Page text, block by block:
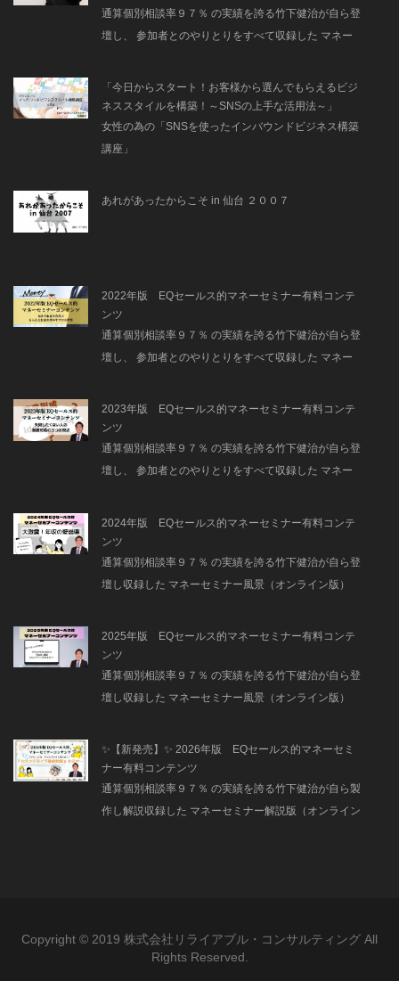
通算個別相談率９７％ の実績を誇る竹下健治が自ら登
壇し、 参加者とのやりとりをすべて収録した マネー
「今日からスタート！お客様から選んでもらえるビジ
ネススタイルを構築！～SNSの上手な活用法～」
女性の為の「SNSを使ったインバウンドビジネス構築
講座」
あれがあったからこそ in 仙台 ２００７
2022年版 EQセールス的マネーセミナー有料コンテ
ンツ
通算個別相談率９７％ の実績を誇る竹下健治が自ら登
壇し、 参加者とのやりとりをすべて収録した マネー
2023年版 EQセールス的マネーセミナー有料コンテ
ンツ
通算個別相談率９７％ の実績を誇る竹下健治が自ら登
壇し、 参加者とのやりとりをすべて収録した マネー
2024年版 EQセールス的マネーセミナー有料コンテ
ンツ
通算個別相談率９７％ の実績を誇る竹下健治が自ら登
壇し収録した マネーセミナー風景（オンライン版）
2025年版 EQセールス的マネーセミナー有料コンテ
ンツ
通算個別相談率９７％ の実績を誇る竹下健治が自ら登
壇し収録した マネーセミナー風景（オンライン版）
✨【新発売】✨ 2026年版 EQセールス的マネーセミ
ナー有料コンテンツ
通算個別相談率９７％ の実績を誇る竹下健治が自ら製
作し解説収録した マネーセミナー解説版（オンライン
Copyright © 2019 株式会社リライアブル・コンサルティング All
Rights Reserved.